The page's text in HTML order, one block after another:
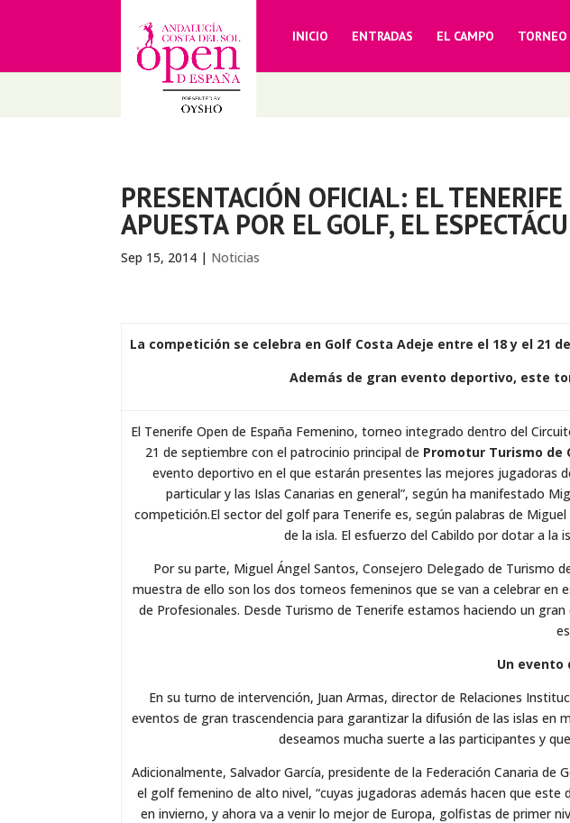
INICIO ENTRADAS EL CAMPO TORNEO
PRESENTACIÓN OFICIAL: EL
APUESTA POR EL GOLF, EL
Sep 15, 2014 | Noticias
La competición se celebra en Golf Costa Adeje entre el 18 y el 21
Además de gran evento deportivo, este
El Tenerife Open de España Femenino, torneo integrado dentro del
21 de septiembre con el patrocinio principal de Promotur Turismo de
evento deportivo en el que estarán presentes las mejores jugadoras
particular y las Islas Canarias en general”, según ha manifestado
competición.El sector del golf para Tenerife es, según palabras de
de la isla. El esfuerzo del Cabildo por dotar a la
Por su parte, Miguel Ángel Santos, Consejero Delegado de Turismo
muestra de ello son los dos torneos femeninos que se van a celebrar
de Profesionales. Desde Turismo de Tenerife estamos haciendo un
Un evento
En su turno de intervención, Juan Armas, director de Relaciones
eventos de gran trascendencia para garantizar la difusión de las islas
deseamos mucha suerte a las participantes y
Adicionalmente, Salvador García, presidente de la Federación Canaria
el golf femenino de alto nivel, “cuyas jugadoras además hacen que
en invierno, y ahora va a venir lo mejor de Europa, golfistas de primer